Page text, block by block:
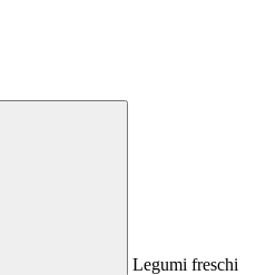
Legumi freschi